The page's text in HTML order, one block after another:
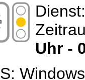
Uhr -